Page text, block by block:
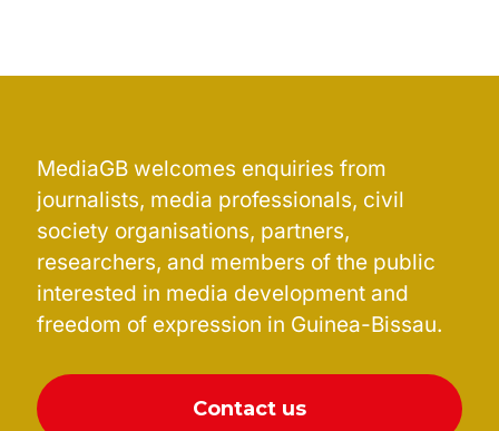
MediaGB welcomes enquiries from
journalists, media professionals, civil
society organisations, partners,
researchers, and members of the public
interested in media development and
freedom of expression in Guinea-Bissau.
Contact us